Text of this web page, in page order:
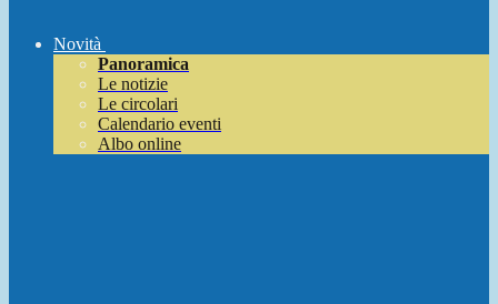
Novità
Panoramica
Le notizie
Le circolari
Calendario eventi
Albo online